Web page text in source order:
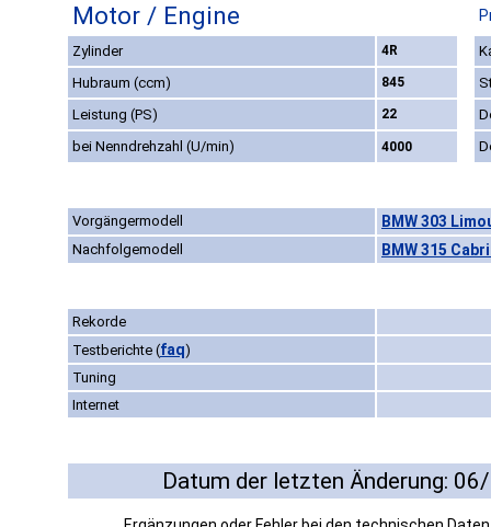
Motor / Engine
Zylinder 4R
Hubraum (ccm)
845
Leistung (PS)
22
bei Nenndrehzahl (U/min)
4000
Vorgängermodell BMW 303
Nachfolgemodell BMW 315
Rekorde
Testberichte (faq)
Tuning
Internet
Datum der letzten Änderung: